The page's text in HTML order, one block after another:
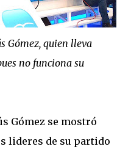
Gómez, quien lleva
no funciona su
Gómez se mostró
lideres de su partido